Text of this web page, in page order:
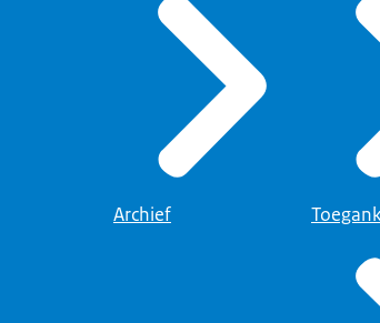
Archief